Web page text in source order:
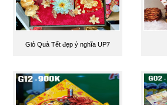
Giỏ Quà Tết đẹp ý nghĩa UP7